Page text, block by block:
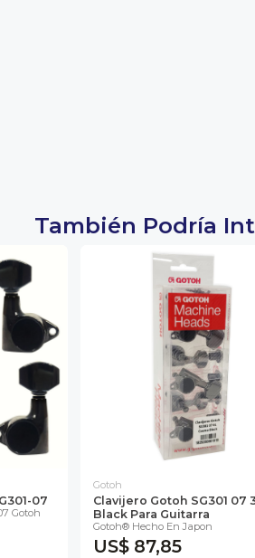
También Podría
07
Gotoh
Gotoh
Clavijero Gotoh SG301 07
Black Para Guitarra
Gotoh® Hecho En Japon
US$ 87,85